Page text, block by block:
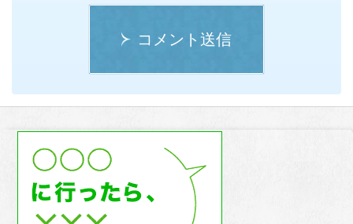
コメント送信